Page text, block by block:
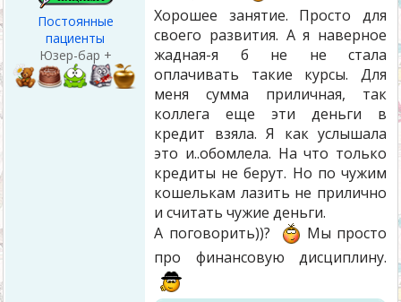
Постоянные
пациенты
Юзер-бар +
Хорошее занятие. Просто для
своего развития. А я наверное
жадная-я б не не стала
оплачивать такие курсы. Для
меня сумма приличная, так
коллега еще эти деньги в
кредит взяла. Я как услышала
это и..обомлела. На что только
кредиты не берут. Но по чужим
кошелькам лазить не прилично
и считать чужие деньги.
А поговорить))?
Мы просто
про финансовую дисциплину.